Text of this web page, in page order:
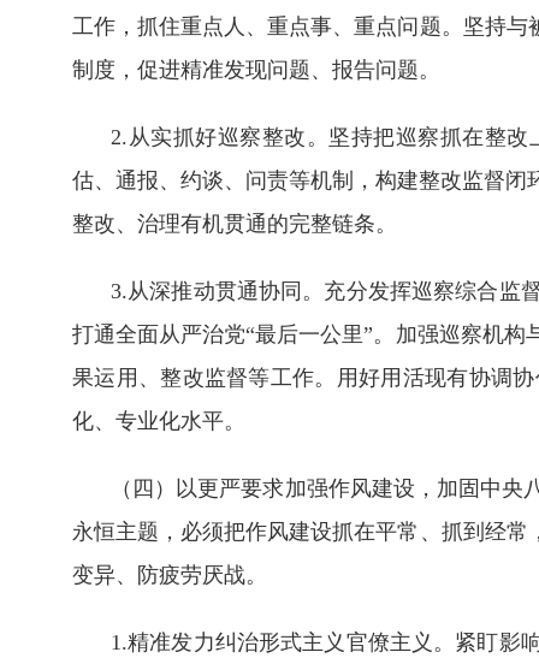
工作，抓住重点人、重点事、重点问题。坚持
制度，促进精准发现问题、报告问题。
2.从实抓好巡察整改。坚持把巡察抓在整
估、通报、约谈、问责等机制，构建整改监督
整改、治理有机贯通的完整链条。
3.从深推动贯通协同。充分发挥巡察综合监
打通全面从严治党“最后一公里”。加强巡察机
果运用、整改监督等工作。用好用活现有协调
化、专业化水平。
（四）以更严要求加强作风建设，加固中
永恒主题，必须把作风建设抓在平常、抓到经
变异、防疲劳厌战。
1.精准发力纠治形式主义官僚主义。紧盯影